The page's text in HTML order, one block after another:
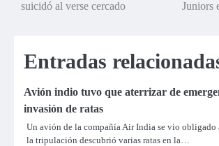
suicidó al verse cercado
Juniors
Entradas
Avión indio tuvo que aterrizar de
invasión de ratas
Un avión de la compañía Air India se vio obligado
la tripulación descubrió varias ratas en la…